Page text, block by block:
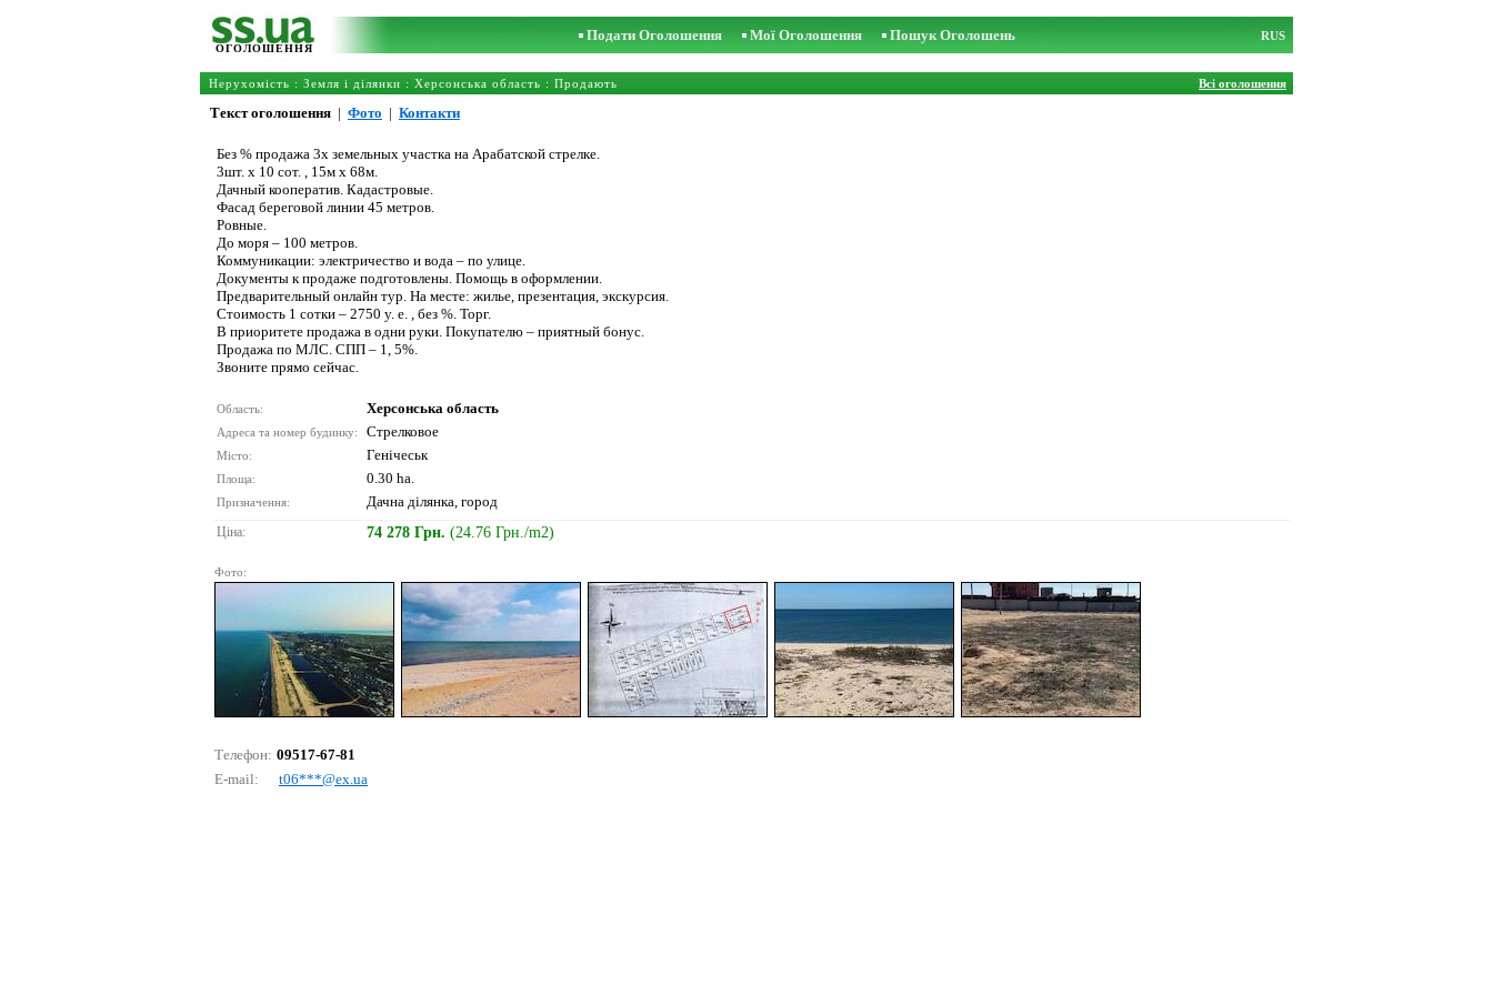
ОГОЛОШЕННЯ
Подати Оголошення Мої Оголошення Пошук Оголошень RUS
Нерухомість : Земля і ділянки : Херсонська область : Продають Всі оголошення
Текст оголошення | Фото | Контакти
Без % продажа 3х земельных участка на Арабатской стрелке.
3шт. х 10 сот. , 15м х 68м.
Дачный кооператив. Кадастровые.
Фасад береговой линии 45 метров.
Ровные.
До моря – 100 метров.
Коммуникации: электричество и вода – по улице.
Документы к продаже подготовлены. Помощь в оформлении.
Предварительный онлайн тур. На месте: жилье, презентация, экскурсия.
Стоимость 1 сотки – 2750 у. е. , без %. Торг.
В приоритете продажа в одни руки. Покупателю – приятный бонус.
Продажа по МЛС. СПП – 1, 5%.
Звоните прямо сейчас.
Область: Херсонська область
Адреса та номер будинку: Стрелковое
Місто: Генічеськ
Площа: 0.30 ha.
Призначення: Дачна ділянка, город
Ціна: 74 278 Грн. (24.76 Грн./m2)
Фото:
Телефон: 09517-67-81
E-mail:
t06***@ех.uа